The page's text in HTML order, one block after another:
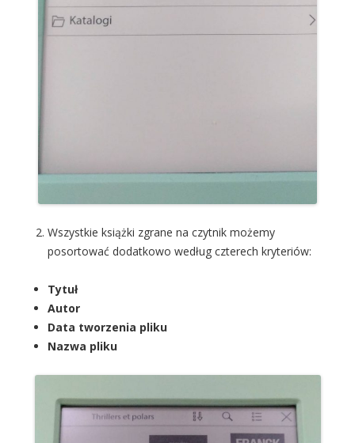
Wszystkie książki zgrane na czytnik możemy
posortować dodatkowo według czterech kryteriów:
Tytuł
Autor
Data tworzenia pliku
Nazwa pliku